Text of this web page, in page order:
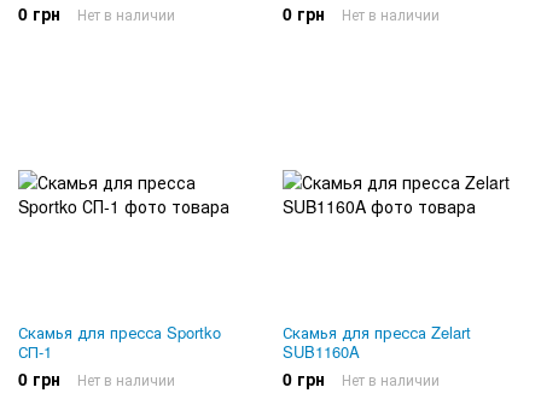
0 грн Нет в наличии 0 грн Нет в наличии
Скамья для пресса Sportko
СП-1
0 грн Нет в наличии
Скамья для пресса Zelart
SUB1160A
0 грн Нет в наличии